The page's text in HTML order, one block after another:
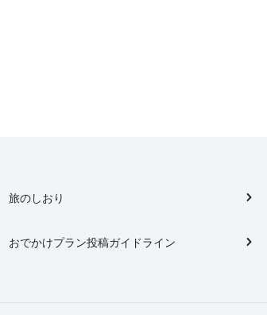
旅のしおり
おでかけプラン投稿ガイドライン